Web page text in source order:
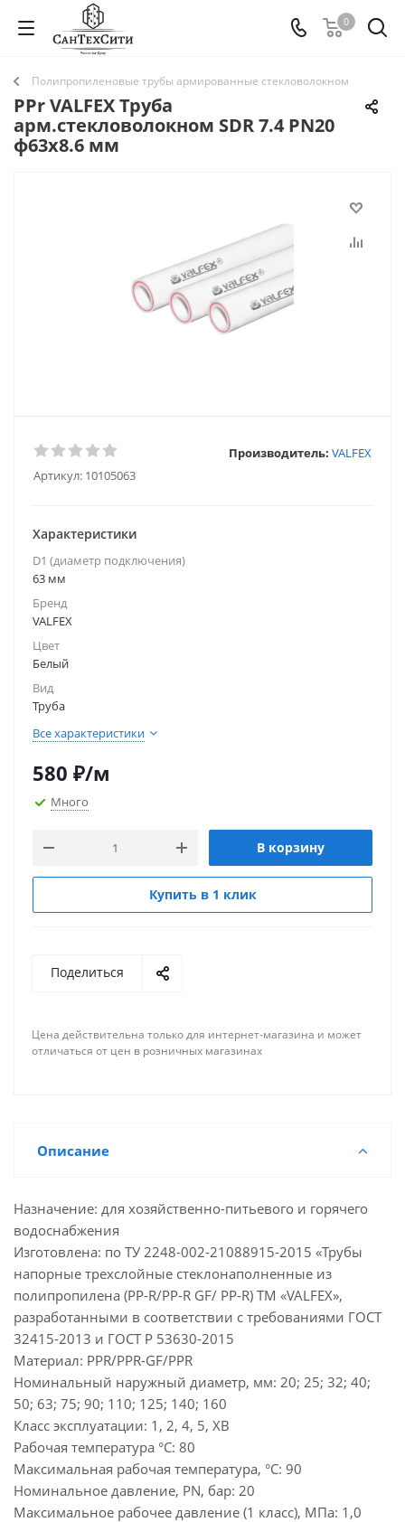
0
Полипропиленовые трубы армированные стекловолокном
PPr VALFEX Труба
арм.стекловолокном SDR 7.4 PN20
ф63х8.6 мм
Артикул: 10105063
Производитель: VALFEX
Характеристики
D1 (диаметр подключения)
63 мм
Бренд
VALFEX
Цвет
Белый
Вид
Труба
Все характеристики
580 ₽/м
Много
В корзину
Купить в 1 клик
Поделиться
Цена действительна только для интернет-магазина и может
отличаться от цен в розничных магазинах
Описание
Назначение: для хозяйственно-питьевого и горячего
водоснабжения
Изготовлена: по ТУ 2248-002-21088915-2015 «Трубы
напорные трехслойные стеклонаполненные из
полипропилена (PP-R/PP-R GF/ PP-R) ТМ «VALFEX»,
разработанными в соответствии с требованиями ГОСТ
32415-2013 и ГОСТ Р 53630-2015
Материал: PPR/PPR-GF/PPR
Номинальный наружный диаметр, мм: 20; 25; 32; 40;
50; 63; 75; 90; 110; 125; 140; 160
Класс эксплуатации: 1, 2, 4, 5, ХВ
Рабочая температура °С: 80
Максимальная рабочая температура, °С: 90
Номинальное давление, PN, бар: 20
Максимальное рабочее давление (1 класс), МПа: 1,0